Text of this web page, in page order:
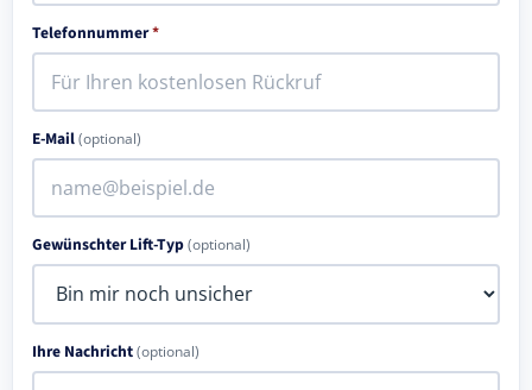
Telefonnummer*
E-Mail(optional)
Gewünschter Lift-Typ(optional)
Ihre Nachricht(optional)